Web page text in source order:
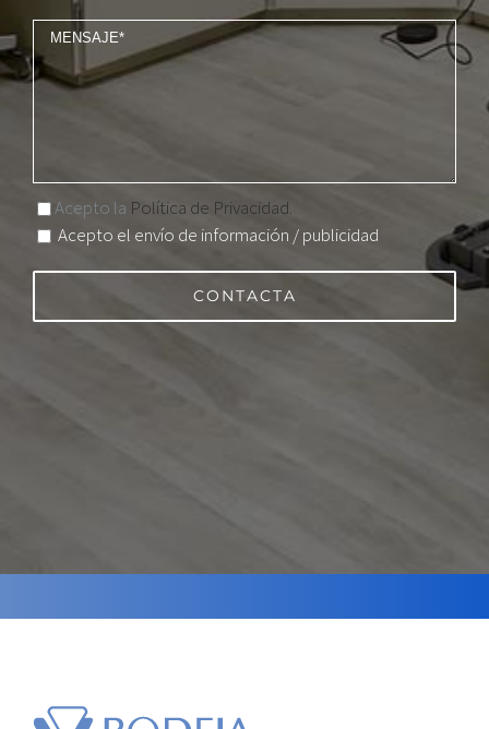
Acepto la Política de Privacidad.
Acepto el envío de información / publicidad